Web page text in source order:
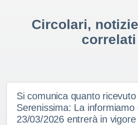
Circolari,
correlati
Si comunica quanto
Serenissima: La informiamo
23/03/2026 entrerà in vigore